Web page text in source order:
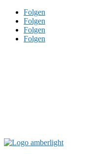
Folgen
Folgen
Folgen
Folgen